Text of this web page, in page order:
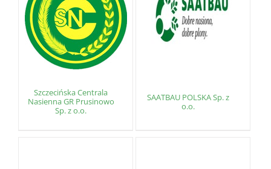
Szczecińska Centrala
Nasienna GR Prusinowo
Sp. z o.o.
SAATBAU POLSKA Sp. z
o.o.